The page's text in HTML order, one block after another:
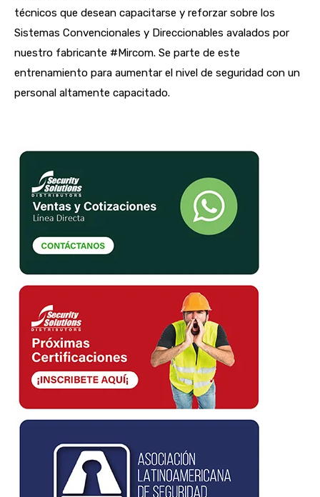
técnicos que desean capacitarse y reforzar sobre los
Sistemas Convencionales y Direccionables avalados por
nuestro fabricante #Mircom. Se parte de este
entrenamiento para aumentar el nivel de seguridad con un
personal altamente capacitado.